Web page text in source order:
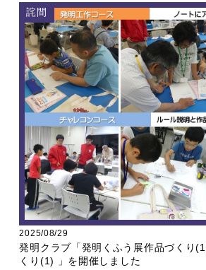
2025/08/29
発明クラブ「発明くふう展作品づくり
くり(1) 」を開催しました
詫間